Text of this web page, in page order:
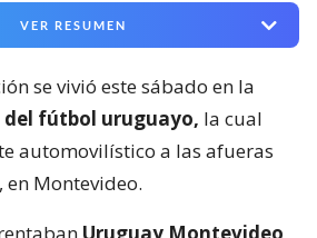
VER RESUMEN
se vivió este sábado en la
del fútbol uruguayo, la cual
automovilístico a las afueras
en Montevideo.